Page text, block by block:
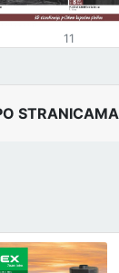
11
STRANICAMA